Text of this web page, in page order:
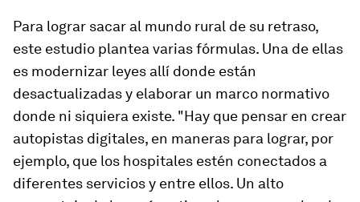
Para lograr sacar al mundo rural de su retraso,
este estudio plantea varias fórmulas. Una de ellas
es modernizar leyes allí donde están
desactualizadas y elaborar un marco normativo
donde ni siquiera existe. "Hay que pensar en crear
autopistas digitales, en maneras para lograr, por
ejemplo, que los hospitales estén conectados a
diferentes servicios y entre ellos. Un alto